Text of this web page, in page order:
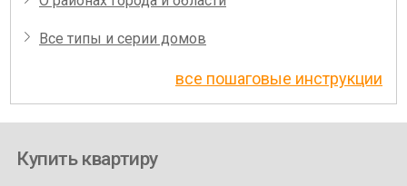
Все типы и серии домов
все пошаговые инструкции
Купить квартиру